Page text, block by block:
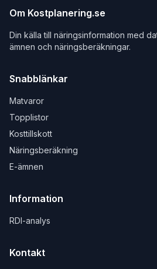
Om Kostplanering.se
Din källa till näringsinformation med
ämnen och näringsberäkningar.
Snabblänkar
Matvaror
Topplistor
Kosttillskott
Näringsberäkning
E-ämnen
Information
RDI-analys
Kontakt